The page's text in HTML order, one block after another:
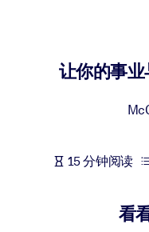
将简短且经过验证的知
利用可靠、结构化的
让你的事
15 分钟阅读
看